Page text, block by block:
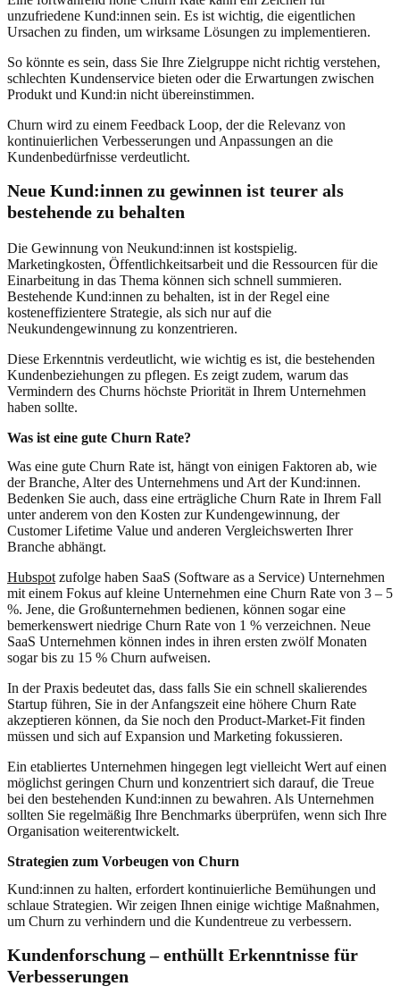
unzufriedene Kund:innen sein. Es ist wichtig, die eigentlichen
Ursachen zu finden, um wirksame Lösungen zu implementieren.
So könnte es sein, dass Sie Ihre Zielgruppe nicht richtig verstehen,
schlechten Kundenservice bieten oder die Erwartungen zwischen
Produkt und Kund:in nicht übereinstimmen.
Churn wird zu einem Feedback Loop, der die Relevanz von
kontinuierlichen Verbesserungen und Anpassungen an die
Kundenbedürfnisse verdeutlicht.
Neue Kund:innen zu gewinnen ist teurer als
bestehende zu behalten
Die Gewinnung von Neukund:innen ist kostspielig.
Marketingkosten, Öffentlichkeitsarbeit und die Ressourcen für die
Einarbeitung in das Thema können sich schnell summieren.
Bestehende Kund:innen zu behalten, ist in der Regel eine
kosteneffizientere Strategie, als sich nur auf die
Neukundengewinnung zu konzentrieren.
Diese Erkenntnis verdeutlicht, wie wichtig es ist, die bestehenden
Kundenbeziehungen zu pflegen. Es zeigt zudem, warum das
Vermindern des Churns höchste Priorität in Ihrem Unternehmen
haben sollte.
Was ist eine gute Churn Rate?
Was eine gute Churn Rate ist, hängt von einigen Faktoren ab, wie
der Branche, Alter des Unternehmens und Art der Kund:innen.
Bedenken Sie auch, dass eine erträgliche Churn Rate in Ihrem Fall
unter anderem von den Kosten zur Kundengewinnung, der
Customer Lifetime Value und anderen Vergleichswerten Ihrer
Branche abhängt.
Hubspot zufolge haben SaaS (Software as a Service) Unternehmen
mit einem Fokus auf kleine Unternehmen eine Churn Rate von 3 – 5
%. Jene, die Großunternehmen bedienen, können sogar eine
bemerkenswert niedrige Churn Rate von 1 % verzeichnen. Neue
SaaS Unternehmen können indes in ihren ersten zwölf Monaten
sogar bis zu 15 % Churn aufweisen.
In der Praxis bedeutet das, dass falls Sie ein schnell skalierendes
Startup führen, Sie in der Anfangszeit eine höhere Churn Rate
akzeptieren können, da Sie noch den Product-Market-Fit finden
müssen und sich auf Expansion und Marketing fokussieren.
Ein etabliertes Unternehmen hingegen legt vielleicht Wert auf einen
möglichst geringen Churn und konzentriert sich darauf, die Treue
bei den bestehenden Kund:innen zu bewahren. Als Unternehmen
sollten Sie regelmäßig Ihre Benchmarks überprüfen, wenn sich Ihre
Organisation weiterentwickelt.
Strategien zum Vorbeugen von Churn
Kund:innen zu halten, erfordert kontinuierliche Bemühungen und
schlaue Strategien. Wir zeigen Ihnen einige wichtige Maßnahmen,
um Churn zu verhindern und die Kundentreue zu verbessern.
Kundenforschung – enthüllt Erkenntnisse für
Verbesserungen